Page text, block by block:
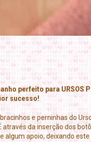
perfeito para URSOS
sucesso!
e perninhas do
através da inserção dos
algum apoio, deixando